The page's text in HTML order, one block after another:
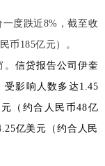
度跌近8%，截至收
币185亿元）。
。信贷报告公司伊奎
受影响人数多达1.45
（约合人民币48亿
亿美元（约合人民